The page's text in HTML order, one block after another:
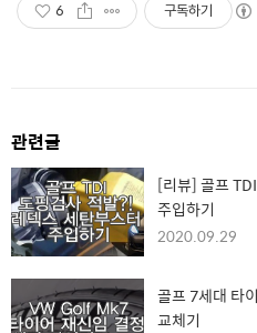
6 구독하기
관련글
[리뷰] 골프
주입하기
2020.09.29
골프 7세대 타
교체기